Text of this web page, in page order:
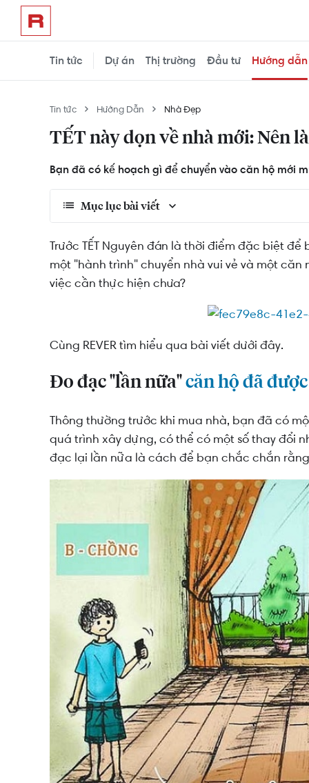
Tin tức Dự án Thị trường Đầu tư Hướng dẫn
Tin tức Hướng Dẫn Nhà Đẹp
TẾT này dọn về nhà mới: Nên
Bạn đã có kế hoạch gì để chuyển vào căn hộ mới
Mục lục bài viết
Đo đạc "lần nữa" căn hộ đã được bàn giao
Lựa chọn, loại bỏ những thứ không cần thiết
Thu xếp "hành lý"
Trang trí nội thất, dọn nhà đón TẾT
"Hãy làm một người văn minh"
Trước TẾT Nguyên đán là thời điểm đặc biệt
một "hành trình" chuyển nhà vui vẻ và một
việc cần thực hiện chưa?
Cùng REVER tìm hiểu qua bài viết dưới đây.
Đo đạc "lần nữa"căn hộ đã
Thông thường trước khi mua nhà, bạn đã có
quá trình xây dựng, có thể có một số thay đổi
đạc lại lần nữa là cách để bạn chắc chắn